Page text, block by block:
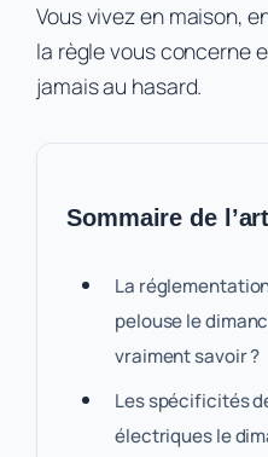
Vous vivez en maison,
la règle vous concerne
jamais au hasard.
Sommaire de
La
pelouse le
vraiment savoir ?
Les spécificités
électriques le